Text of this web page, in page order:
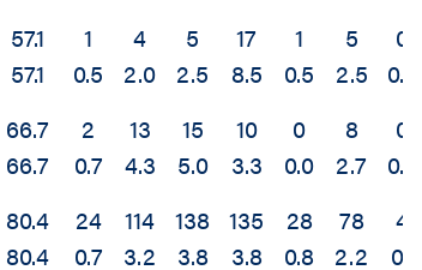
57.1
57.1
1
0.5
4
2.0
5
2.5
17
8.5
1
0.5
5
2.5
0
0.0
66.7
66.7
2
0.7
13
4.3
15
5.0
10
3.3
0
0.0
8
2.7
0
0.0
80.4
80.4
24
0.7
114
3.2
138
3.8
135
3.8
28
0.8
78
2.2
4
0.1